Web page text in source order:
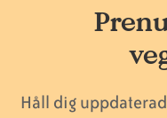
Håll dig